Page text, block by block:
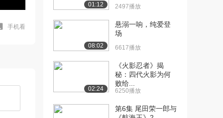
手机看
01:12 2497播放
08:02
悬溺一响，纯爱登
场
6617播放
02:24
《火影忍者》揭
秘：四代火影为何
败给...
6250播放
第6集 尾田荣一郎与